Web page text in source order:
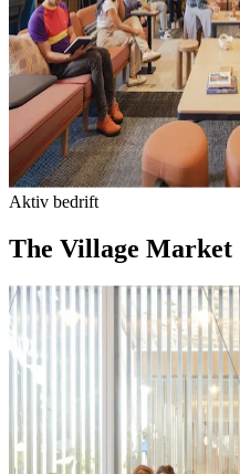
Aktiv bedrift
The Village Market